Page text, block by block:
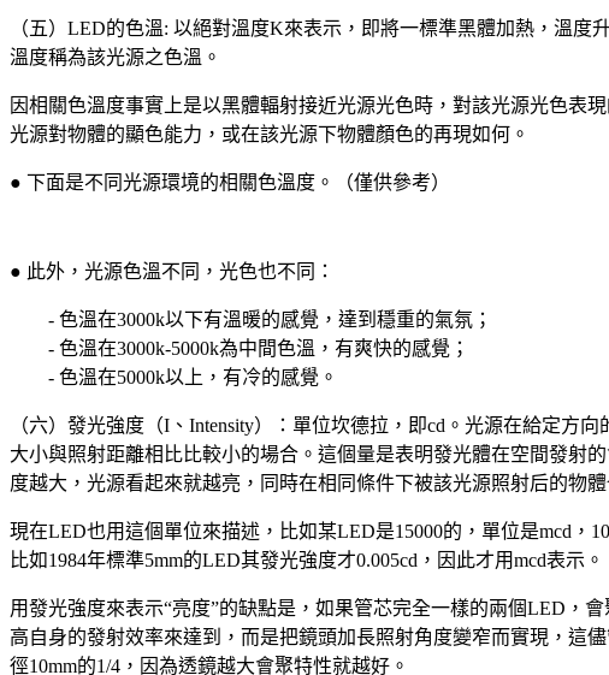
（五）LED的色溫: 以絕對溫度K來表示，即將一標準黑體加熱，溫
溫度稱為該光源之色溫。
因相關色溫度事實上是以黑體輻射接近光源光色時，對該光源光色表
光源對物體的顯色能力，或在該光源下物體顏色的再現如何。
● 下面是不同光源環境的相關色溫度。（僅供參考）
● 此外，光源色溫不同，光色也不同：
- 色溫在3000k以下有溫暖的感覺，達到穩重的氣氛；
- 色溫在3000k-5000k為中間色溫，有爽快的感覺；
- 色溫在5000k以上，有冷的感覺。
（六）發光強度（I、Intensity）：單位坎德拉，即cd。光源在給定方
大小與照射距離相比比較小的場合。這個量是表明發光體在空間發射
度越大，光源看起來就越亮，同時在相同條件下被該光源照射后的物
現在LED也用這個單位來描述，比如某LED是15000的，單位是mcd，
比如1984年標準5mm的LED其發光強度才0.005cd，因此才用mcd表示。
用發光強度來表示“亮度”的缺點是，如果管芯完全一樣的兩個LED，
高自身的發射效率來達到，而是把鏡頭加長照射角度變窄而實現，這
徑10mm的1/4，因為透鏡越大會聚特性就越好。